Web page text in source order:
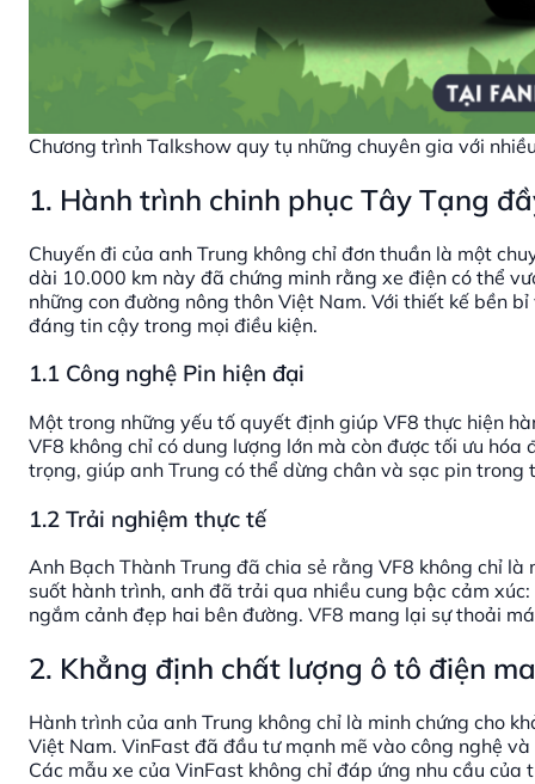
Chương trình Talkshow quy tụ những chuyên gia với
1. Hành trình chinh phục Tây Tạng
Chuyến đi của anh Trung không chỉ đơn thuần là một
dài 10.000 km này đã chứng minh rằng xe điện có thể
những con đường nông thôn Việt Nam. Với thiết kế bền
đáng tin cậy trong mọi điều kiện.
1.1 Công nghệ Pin hiện đại
Một trong những yếu tố quyết định giúp VF8 thực hiện
VF8 không chỉ có dung lượng lớn mà còn được tối ưu
trọng, giúp anh Trung có thể dừng chân và sạc pin
1.2 Trải nghiệm thực tế
Anh Bạch Thành Trung đã chia sẻ rằng VF8 không chỉ
suốt hành trình, anh đã trải qua nhiều cung bậc cảm
ngắm cảnh đẹp hai bên đường. VF8 mang lại sự thoải
2. Khẳng định chất lượng ô tô điện
Hành trình của anh Trung không chỉ là minh chứng cho
Việt Nam. VinFast đã đầu tư mạnh mẽ vào công nghệ
Các mẫu xe của VinFast không chỉ đáp ứng nhu cầu